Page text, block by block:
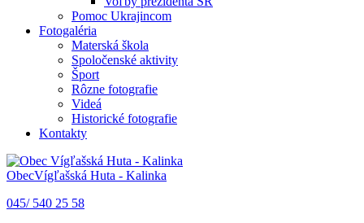
Pomoc Ukrajincom
Fotogaléria
Materská škola
Spoločenské aktivity
Šport
Rôzne fotografie
Videá
Historické fotografie
Kontakty
ObecVígľašská Huta - Kalinka
045/ 540 25 58